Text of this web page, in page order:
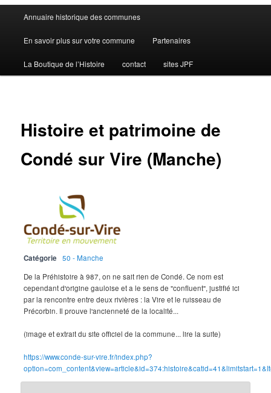
Menu
principal
Annuaire historique des communes
En savoir plus sur votre commune Partenaires
La Boutique de l’Histoire contact sites JPF
Histoire et patrimoine de
Condé sur Vire (Manche)
Catégorie
50 - Manche
De la Préhistoire à 987, on ne sait rien de Condé. Ce nom est
cependant d'origine gauloise et a le sens de "confluent", justifié ici
par la rencontre entre deux rivières : la Vire et le ruisseau de
Précorbin. Il prouve l'ancienneté de la localité...
(image et extrait du site officiel de la commune... lire la suite)
https://www.conde-sur-vire.fr/index.php?